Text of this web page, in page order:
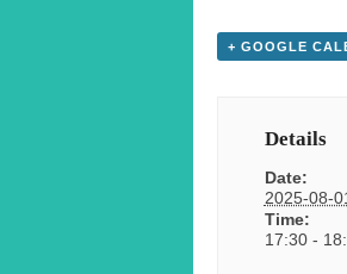
+ GOOGLE
Details
Date:
2025-08-
Time:
17:30 -